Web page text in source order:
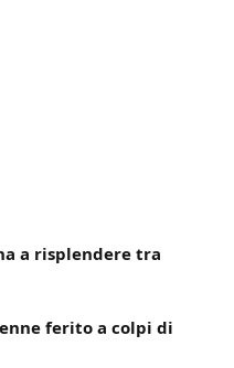
a risplendere tra
ferito a colpi di